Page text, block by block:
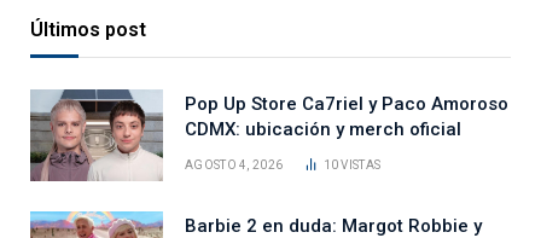
Últimos post
Pop Up Store Ca7riel y Paco Amoroso
CDMX: ubicación y merch oficial
AGOSTO 4, 2026 10VISTAS
Barbie 2 en duda: Margot Robbie y